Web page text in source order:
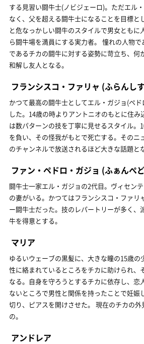
する見習い闘牛士(ノビジェーロ)。ただエル
なく、父を超える闘牛士になることを目標と
と危なっかしい闘牛のスタイルで男女ともに
ら闘牛場を満員にする実力者。 憧れの人物
であるチカの闘牛に対する姿勢に苛立ち、何
和解し友人となる。
フランシスコ・ファリャ (ふらんし
かつて最高の闘牛士としてエル・ガジョ(ペ
した。14歳の時よりアントニオのもとに住
は数パターンの技を丁寧に見せるスタイル。
を負い、その怪我がもとで死亡する。そのニ
のチャンネルで放送されるほど大きな話題と
ファン・ペドロ・ガジョ (ふぁんぺ
闘牛士一家エル・ガジョの2代目。ヴィセン
の妻がいる。かつてはフランシスコ・ファリ
ー闘牛士だった。技のレパートリーが多く、
牛を得意とする。
マリア
ゆるいウェーブの黒髪に、大きな瞳の15歳の
性に絡まれているところをチカに助けられ、
なる。自身を守ろうとするチカに依存し、恋
ないところで男性と関係を持ったことで妊娠
切り、ピアスを開けさせた。 現在のチカの
の。
アンドレア